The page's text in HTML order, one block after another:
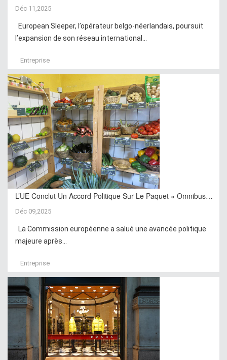
Déc 11,2025
European Sleeper, l’opérateur belgo-néerlandais, poursuit
l’expansion de son réseau international...
Entreprise
L’UE Conclut Un Accord Politique Sur Le Paquet « Omnibus…
Déc 09,2025
La Commission européenne a salué une avancée politique
majeure après...
Entreprise